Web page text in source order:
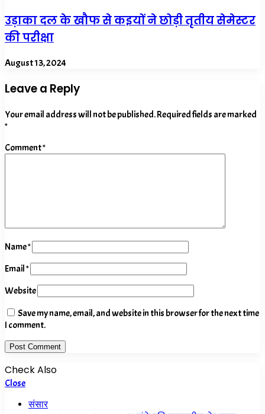
उड़ाका दल के खौफ से कइयों ने छोड़ी तृतीय सेमेस्टर
की परीक्षा
August 13, 2024
Leave a Reply
Your email address will not be published.Required fields are marked
*
Comment*
Name*
Email*
Website
Save my name, email, and website in this browser for the next time
I comment.
Check Also
Close
संसार